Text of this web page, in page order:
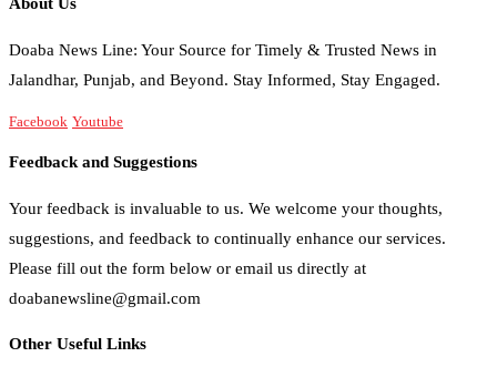
Doaba News Line: Your Source for Timely & Trusted News in
Jalandhar, Punjab, and Beyond. Stay Informed, Stay Engaged.
Facebook Youtube
Feedback and Suggestions
Your feedback is invaluable to us. We welcome your thoughts,
suggestions, and feedback to continually enhance our services.
Please fill out the form below or email us directly at
doabanewsline@gmail.com
Other Useful Links